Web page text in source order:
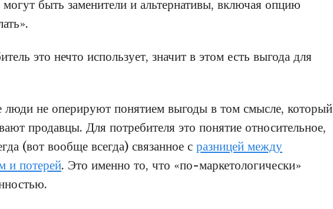
могут быть заменители и альтернативы, включая опцию
это нечто использует, значит в этом есть выгода для
люди не оперируют понятием выгоды в том смысле, который
продавцы. Для потребителя это понятие относительное,
(вот вообще всегда) связанное с разницей между
и потерей. Это именно то, что «по-маркетологически»